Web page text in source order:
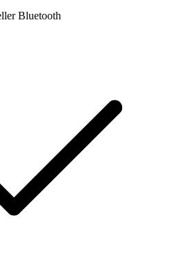
Bluetooth